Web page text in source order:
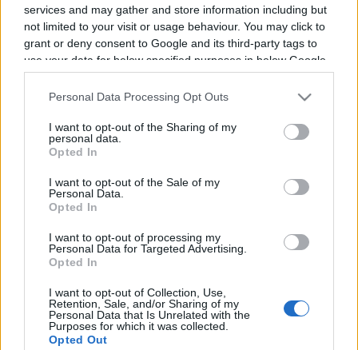
services and may gather and store information including but
not limited to your visit or usage behaviour. You may click to
grant or deny consent to Google and its third-party tags to
use your data for below specified purposes in below Google
consent section.
Personal Data Processing Opt Outs
I want to opt-out of the Sharing of my
personal data.
Opted In
I want to opt-out of the Sale of my
Personal Data.
Opted In
I want to opt-out of processing my
Personal Data for Targeted Advertising.
Opted In
I want to opt-out of Collection, Use,
Retention, Sale, and/or Sharing of my
Personal Data that Is Unrelated with the
Purposes for which it was collected.
Opted Out
Vous trouverez ci-dessous la liste des futurs
combats diffusés à la télévision en France de
Il n'y a pas de diffusions de combats de
moment. Nous mettrons cette page à jour dès
que ce sera le cas.
Pour suivre l'actu Danny Dignum, n'hésitez pas
à vous rendre chez notre partenaire
RezoSport.com qui sélectionne l'actu boxe issue
des meilleurs médias, et propose également les
classements, calendriers et résultats.